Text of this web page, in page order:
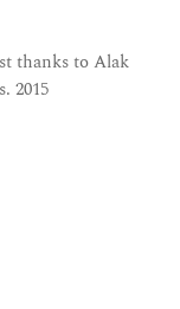
thanks to Alak
2015